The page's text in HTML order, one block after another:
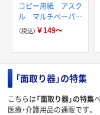
コピー用紙 アスク
ル マルチペーパー
スーパーホワイト+
（税込） ￥149～
「面取り器」の特集
こちらは「面取り器」の特集
医療・介護用品の通販です。